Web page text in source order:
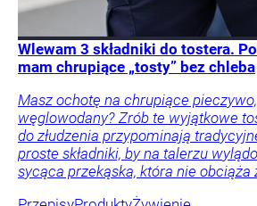
Wlewam 3 składniki do tostera.
mam chrupiące „tosty” bez chleba
Masz ochotę na chrupiące
węglowodany? Zrób te wyjątkowe
do złudzenia przypominają
proste składniki, by na talerzu
sycąca przekąska, która nie obciąża